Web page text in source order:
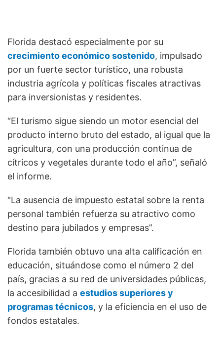
Florida destacó especialmente por su
crecimiento económico sostenido, impulsado
por un fuerte sector turístico, una robusta
industria agrícola y políticas fiscales atractivas
para inversionistas y residentes.
“El turismo sigue siendo un motor esencial del
producto interno bruto del estado, al igual que la
agricultura, con una producción continua de
cítricos y vegetales durante todo el año”, señaló
el informe.
“La ausencia de impuesto estatal sobre la renta
personal también refuerza su atractivo como
destino para jubilados y empresas”.
Florida también obtuvo una alta calificación en
educación, situándose como el número 2 del
país, gracias a su red de universidades públicas,
la accesibilidad a estudios superiores y
programas técnicos, y la eficiencia en el uso de
fondos estatales.